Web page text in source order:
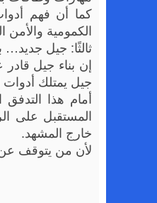
الكمومية والأمن
ثالثًا: جيل
إن بناء جيل قادر
جيل يمتلك أدوات
أمام هذا
المستقبل على
خارج المشهد.
لأن من يتوقف عن